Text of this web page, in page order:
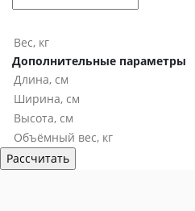
Дополнительные параметры